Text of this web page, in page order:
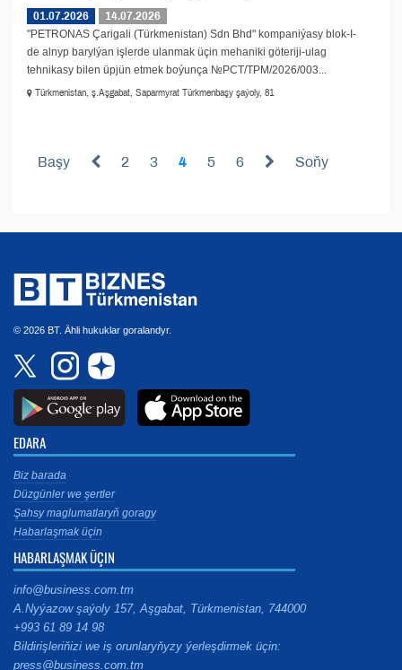
01.07.2026
14.07.2026
"PETRONAS Çarigali (Türkmenistan) Sdn Bhd" kompaniýasy blok-I-
de alnyp barylýan işlerde ulanmak üçin mehaniki göteriji-ulag
tehnikasy bilen üpjün etmek boýunça №PCT/TPM/2026/003...
Türkmenistan, ş.Aşgabat, Saparmyrat Türkmenbaşy şaýoly, 81
Başy 2 3 4 5 6 Soňy
© 2026 BT. Ähli hukuklar goralandyr.
EDARA
Biz barada
Düzgünler we şertler
Şahsy maglumatlaryň goragy
Habarlaşmak üçin
HABARLAŞMAK ÜÇIN
info@business.com.tm
A.Nyýazow şaýoly 157, Aşgabat, Türkmenistan, 744000
+993 61 89 14 98
Bildirişleriňizi we iş orunlaryňyzy ýerleşdirmek üçin:
press@business.com.tm